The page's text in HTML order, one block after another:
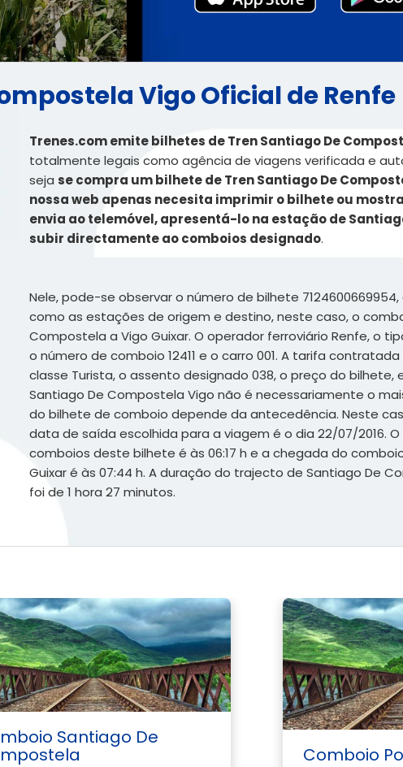
Vigo Oficial de Renfe
Trenes.com emite bilhetes de Tren Santiago De
totalmente legais como agência de viagens verificada e
seja se compra um bilhete de Tren Santiago De
nossa web apenas necesita imprimir o bilhete ou
envia ao telemóvel, apresentá-lo na estação de
subir directamente ao comboios designado.
Nele, pode-se observar o número de bilhete 7124600669954,
como as estações de origem e destino, neste caso, o
Compostela a Vigo Guixar. O operador ferroviário Renfe, o
o número de comboio 12411 e o carro 001. A tarifa
classe Turista, o assento designado 038, o preço do
Santiago De Compostela Vigo não é necessariamente o
do bilhete de comboio depende da antecedência. Neste
data de saída escolhida para a viagem é o dia 22/07/2016.
comboios deste bilhete é às 06:17 h e a chegada do
Guixar é às 07:44 h. A duração do trajecto de Santiago De
foi de 1 hora 27 minutos.
Santiago De
Comboio